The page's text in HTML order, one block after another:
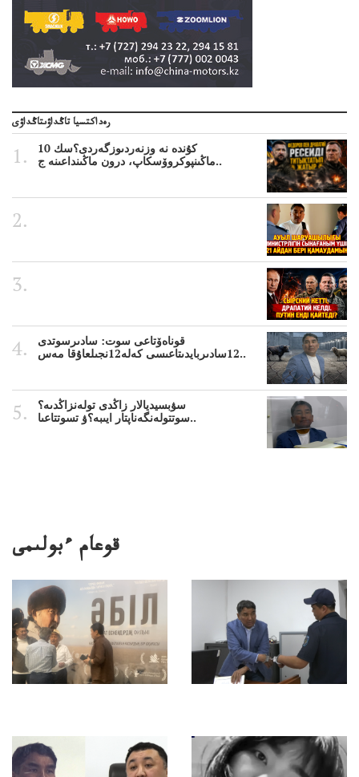
رەداكتسيا تاڭداۋىتاڭداۋى
10 كۇندە نە وزنەردىوزگەردى؟سك
ماڭىنپوكروۆسكاپ، درون ماڭىنداعىنە ج..
قوناەۆتاعى سوت: سادىرسوتدى
12سادىربايدىتاعىسى كەلە12نجىلعاۇقا مەس..
سۋبسيديالار زاڭدى تولەنزاڭدىە؟
سوتتولەنگەناپتار ايىبە؟ۋ تسوتتاعىا..
قوعام ءبولىمى